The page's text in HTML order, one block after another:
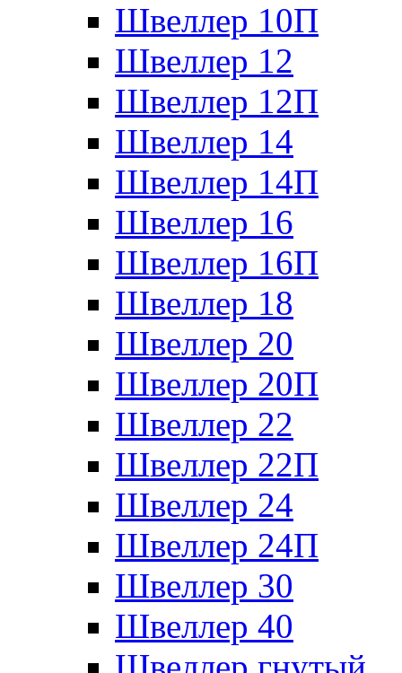
Швеллер 10П
Швеллер 12
Швеллер 12П
Швеллер 14
Швеллер 14П
Швеллер 16
Швеллер 16П
Швеллер 18
Швеллер 20
Швеллер 20П
Швеллер 22
Швеллер 22П
Швеллер 24
Швеллер 24П
Швеллер 30
Швеллер 40